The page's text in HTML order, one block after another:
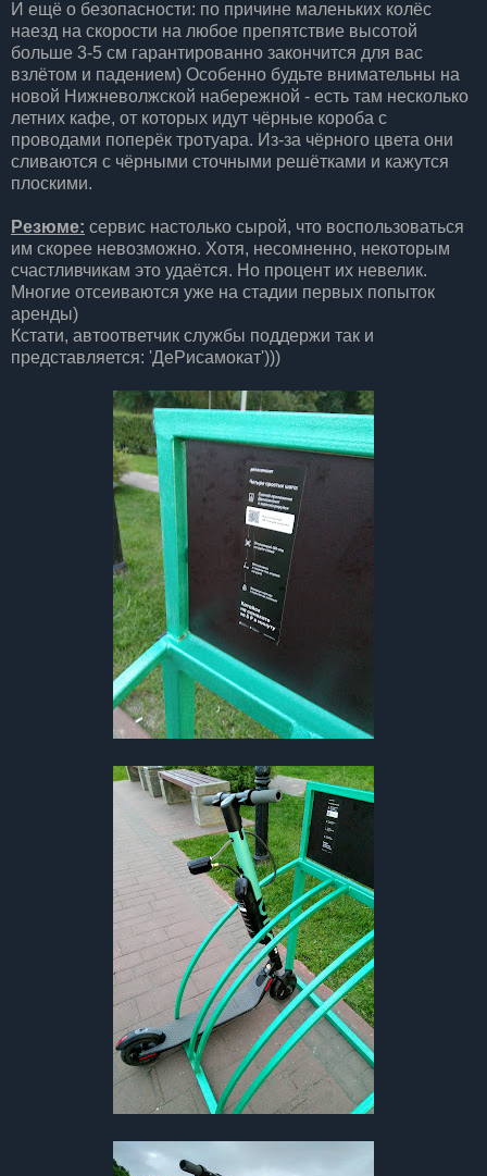
И ещё о безопасности: по причине маленьких колёс
наезд на скорости на любое препятствие высотой
больше 3-5 см гарантированно закончится для вас
взлётом и падением) Особенно будьте внимательны на
новой Нижневолжской набережной - есть там несколько
летних кафе, от которых идут чёрные короба с
проводами поперёк тротуара. Из-за чёрного цвета они
сливаются с чёрными сточными решётками и кажутся
плоскими.
Резюме: сервис настолько сырой, что воспользоваться
им скорее невозможно. Хотя, несомненно, некоторым
счастливчикам это удаётся. Но процент их невелик.
Многие отсеиваются уже на стадии первых попыток
аренды)
Кстати, автоответчик службы поддержи так и
представляется: 'ДеРисамокат')))